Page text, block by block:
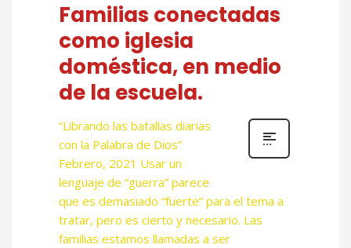
Familias conectadas
como iglesia
doméstica, en medio
de la escuela.
“Librando las batallas diarias
con la Palabra de Dios”
Febrero, 2021 Usar un
lenguaje de “guerra” parece
que es demasiado “fuerte” para el tema a
tratar, pero es cierto y necesario. Las
familias estamos llamadas a ser